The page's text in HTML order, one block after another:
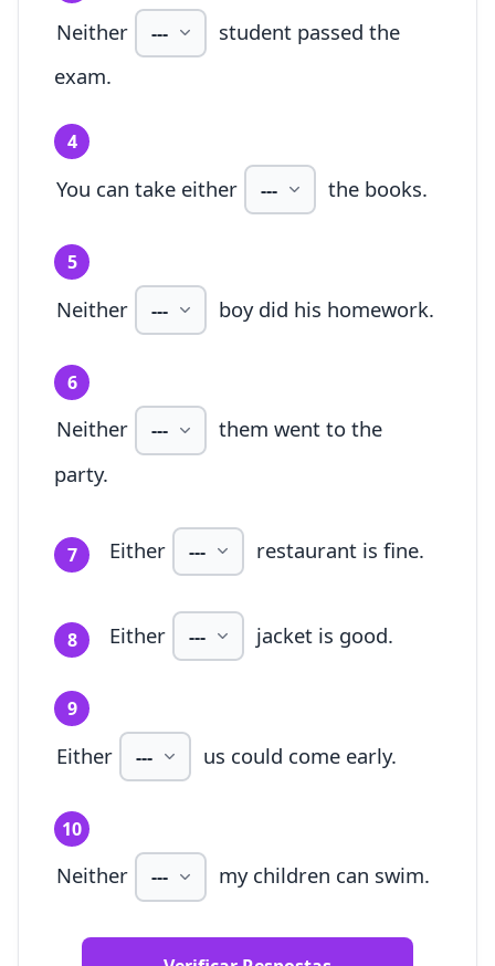
Neither
student passed the
exam.
4
You can take either the books.
5
Neither boy did his homework.
6
Neither
them went to the
party.
7 Either restaurant is fine.
8 Either jacket is good.
9
Either us could come early.
10
Neither my children can swim.